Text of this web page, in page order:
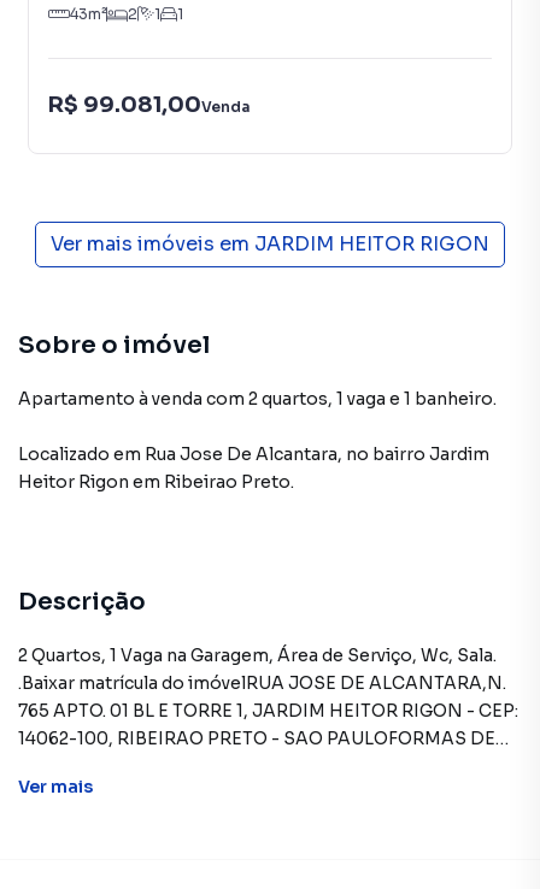
43m² 2 1 1
R$ 99.081,00Venda
Ver mais imóveis em JARDIM HEITOR RIGON
Sobre o imóvel
Apartamento à venda com 2 quartos, 1 vaga e 1 banheiro.
Localizado em Rua Jose De Alcantara, no bairro Jardim
Heitor Rigon em Ribeirao Preto.
Descrição
2 Quartos, 1 Vaga na Garagem, Área de Serviço, Wc, Sala.
.Baixar matrícula do imóvelRUA JOSE DE ALCANTARA,N.
765 APTO. 01 BL E TORRE 1, JARDIM HEITOR RIGON - CEP:
14062-100, RIBEIRAO PRETO - SAO PAULOFORMAS DE
utilização de FGTS. Consulte condições e enquadramento.
Ver mais